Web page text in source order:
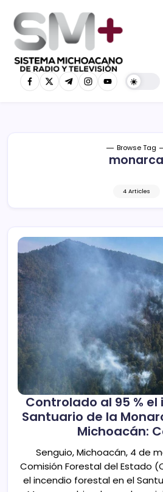
Browse Tag
monarca
4 Articles
Controlado al 95 % el
Santuario de la
Michoacán:
Senguio, Michoacán, 4 de
Comisión Forestal del Estado
el incendio forestal en el